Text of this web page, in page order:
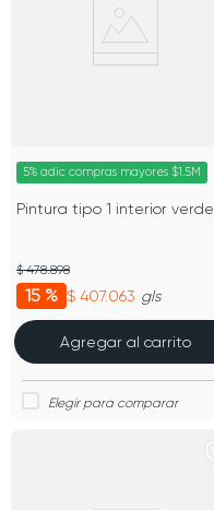
5% adic compras mayores $1.5M
Pintura tipo 1 interior verde
15 % $ 407.063
$ 478.898
gls
Agregar al carrito